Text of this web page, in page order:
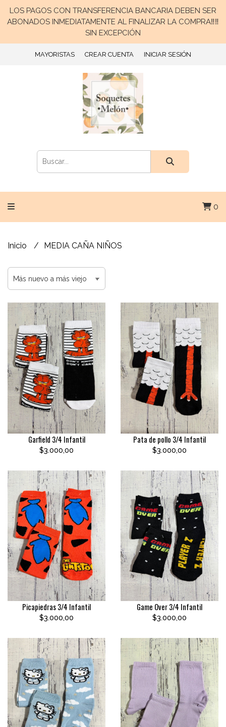
LOS PAGOS CON TRANSFERENCIA BANCARIA DEBEN SER
ABONADOS INMEDIATAMENTE AL FINALIZAR LA COMPRA‼️‼️
SIN EXCEPCIÓN
MAYORISTAS CREAR CUENTA INICIAR SESIÓN
0
Inicio MEDIA CAÑA NIÑOS
Garfield 3/4 Infantil
$3.000,00
Pata de pollo 3/4 Infantil
$3.000,00
Picapiedras 3/4 Infantil
$3.000,00
Game Over 3/4 Infantil
$3.000,00